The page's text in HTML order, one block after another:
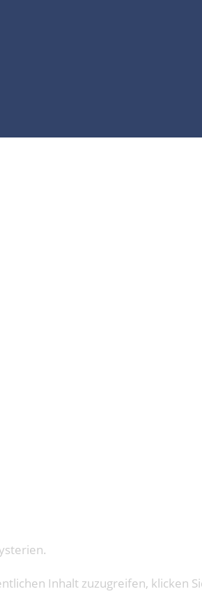
Inhalt zuzugreifen, klicken